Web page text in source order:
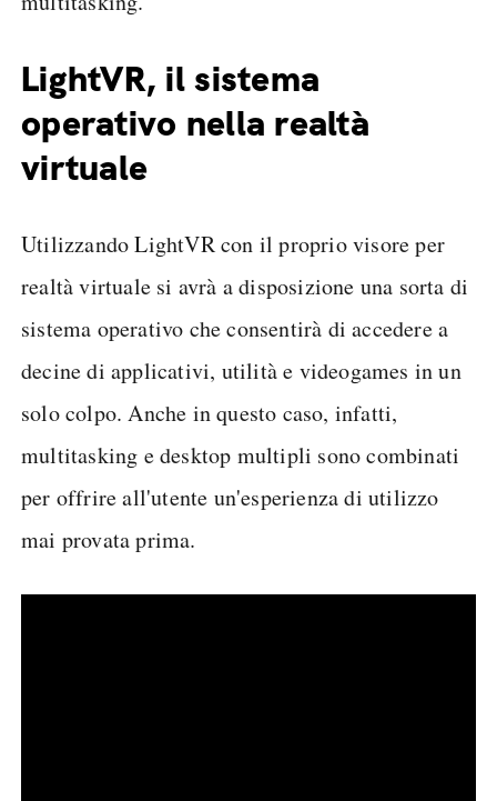
LightVR, il sistema
operativo nella realtà
virtuale
Utilizzando LightVR con il proprio visore per
realtà virtuale si avrà a disposizione una sorta di
sistema operativo che consentirà di accedere a
decine di applicativi, utilità e videogames in un
solo colpo. Anche in questo caso, infatti,
multitasking e desktop multipli sono combinati
per offrire all'utente un'esperienza di utilizzo
mai provata prima.